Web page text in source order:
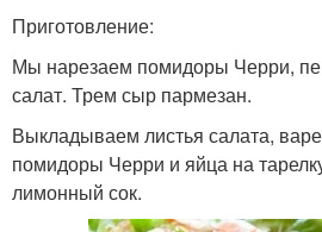
Приготовление:
Мы нарезаем помидоры Черри,
салат. Трем сыр пармезан.
Выкладываем листья салата,
помидоры Черри и яйца на
лимонный сок.